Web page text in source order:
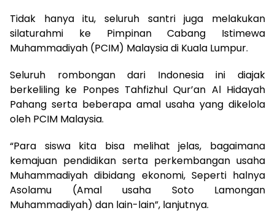
Tidak hanya itu, seluruh santri juga melakukan
silaturahmi ke Pimpinan Cabang Istimewa
Muhammadiyah (PCIM) Malaysia di Kuala Lumpur.
Seluruh rombongan dari Indonesia ini diajak
berkeliling ke Ponpes Tahfizhul Qur’an Al Hidayah
Pahang serta beberapa amal usaha yang dikelola
oleh PCIM Malaysia.
“Para siswa kita bisa melihat jelas, bagaimana
kemajuan pendidikan serta perkembangan usaha
Muhammadiyah dibidang ekonomi, Seperti halnya
Asolamu (Amal usaha Soto Lamongan
Muhammadiyah) dan lain-lain”, lanjutnya.